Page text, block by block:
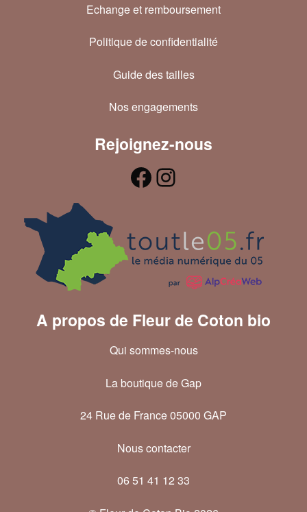
Echange et remboursement
Politique de confidentialité
Guide des tailles
Nos engagements
Rejoignez-nous
A propos de Fleur de Coton bio
Qui sommes-nous
La boutique de Gap
24 Rue de France 05000 GAP
Nous contacter
06 51 41 12 33